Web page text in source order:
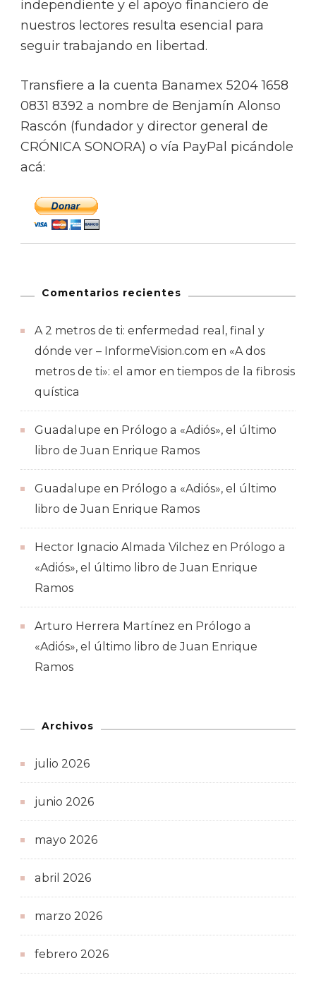
independiente y el apoyo financiero de
nuestros lectores resulta esencial para
seguir trabajando en libertad.
Transfiere a la cuenta Banamex 5204 1658
0831 8392 a nombre de Benjamín Alonso
Rascón (fundador y director general de
CRÓNICA SONORA) o vía PayPal picándole
acá:
Comentarios recientes
A 2 metros de ti: enfermedad real, final y
dónde ver – InformeVision.com en «A dos
metros de ti»: el amor en tiempos de la fibrosis
quística
Guadalupe en Prólogo a «Adiós», el último
libro de Juan Enrique Ramos
Guadalupe en Prólogo a «Adiós», el último
libro de Juan Enrique Ramos
Hector Ignacio Almada Vilchez en Prólogo a
«Adiós», el último libro de Juan Enrique
Ramos
Arturo Herrera Martínez en Prólogo a
«Adiós», el último libro de Juan Enrique
Ramos
Archivos
julio 2026
junio 2026
mayo 2026
abril 2026
marzo 2026
febrero 2026